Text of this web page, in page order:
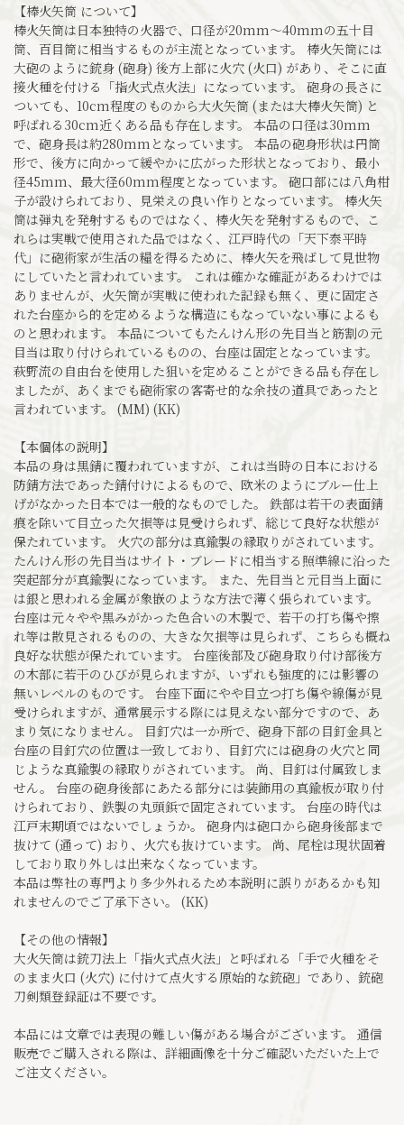
【棒火矢筒 について】
棒火矢筒は日本独特の火器で、口径が20mm～40mmの五十目
筒、百目筒に相当するものが主流となっています。 棒火矢筒には
大砲のように銃身 (砲身) 後方上部に火穴 (火口) があり、そこに直
接火種を付ける「指火式点火法」になっています。 砲身の長さに
ついても、10cm程度のものから大火矢筒 (または大棒火矢筒) と
呼ばれる30cm近くある品も存在します。 本品の口径は30mm
で、砲身長は約280mmとなっています。 本品の砲身形状は円筒
形で、後方に向かって緩やかに広がった形状となっており、最小
径45mm、最大径60mm程度となっています。 砲口部には八角柑
子が設けられており、見栄えの良い作りとなっています。 棒火矢
筒は弾丸を発射するものではなく、棒火矢を発射するもので、こ
れらは実戦で使用された品ではなく、江戸時代の「天下泰平時
代」に砲術家が生活の糧を得るために、棒火矢を飛ばして見世物
にしていたと言われています。 これは確かな確証があるわけでは
ありませんが、火矢筒が実戦に使われた記録も無く、更に固定さ
れた台座から的を定めるような構造にもなっていない事によるも
のと思われます。 本品についてもたんけん形の先目当と筋割の元
目当は取り付けられているものの、台座は固定となっています。
萩野流の自由台を使用した狙いを定めることができる品も存在し
ましたが、あくまでも砲術家の客寄せ的な余技の道具であったと
言われています。 (MM) (KK)
【本個体の説明】
本品の身は黒錆に覆われていますが、これは当時の日本における
防錆方法であった錆付けによるもので、欧米のようにブルー仕上
げがなかった日本では一般的なものでした。 鉄部は若干の表面錆
痕を除いて目立った欠損等は見受けられず、総じて良好な状態が
保たれています。 火穴の部分は真鍮製の縁取りがされています。
たんけん形の先目当はサイト・ブレードに相当する照準線に沿った
突起部分が真鍮製になっています。 また、先目当と元目当上面に
は銀と思われる金属が象嵌のような方法で薄く張られています。
台座は元々やや黒みがかった色合いの木製で、若干の打ち傷や擦
れ等は散見されるものの、大きな欠損等は見られず、こちらも概ね
良好な状態が保たれています。 台座後部及び砲身取り付け部後方
の木部に若干のひびが見られますが、いずれも強度的には影響の
無いレベルのものです。 台座下面にやや目立つ打ち傷や線傷が見
受けられますが、通常展示する際には見えない部分ですので、あ
まり気になりません。 目釘穴は一か所で、砲身下部の目釘金具と
台座の目釘穴の位置は一致しており、目釘穴には砲身の火穴と同
じような真鍮製の縁取りがされています。 尚、目釘は付属致しま
せん。 台座の砲身後部にあたる部分には装飾用の真鍮板が取り付
けられており、鉄製の丸頭鋲で固定されています。 台座の時代は
江戸末期頃ではないでしょうか。 砲身内は砲口から砲身後部まで
抜けて (通って) おり、火穴も抜けています。 尚、尾栓は現状固着
しており取り外しは出来なくなっています。
本品は弊社の専門より多少外れるため本説明に誤りがあるかも知
れませんのでご了承下さい。 (KK)
【その他の情報】
大火矢筒は銃刀法上「指火式点火法」と呼ばれる「手で火種をそ
のまま火口 (火穴) に付けて点火する原始的な銃砲」であり、銃砲
刀剣類登録証は不要です。
本品には文章では表現の難しい傷がある場合がございます。 通信
販売でご購入される際は、詳細画像を十分ご確認いただいた上で
ご注文ください。